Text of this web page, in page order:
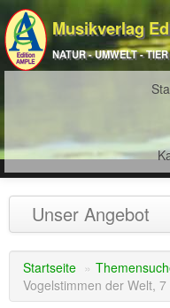
Musikverlag
NATUR - UMWELT - TIER
Unser Angebot
NATURJAHR(12)
ÖSTERREICH (22)
Startseite »
Vogelstimmen der Welt,